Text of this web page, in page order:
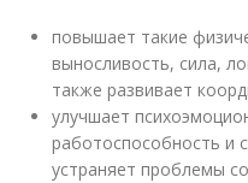
повышает такие
выносливость, сила,
также развивает
улучшает
работоспособность и
устраняет проблемы